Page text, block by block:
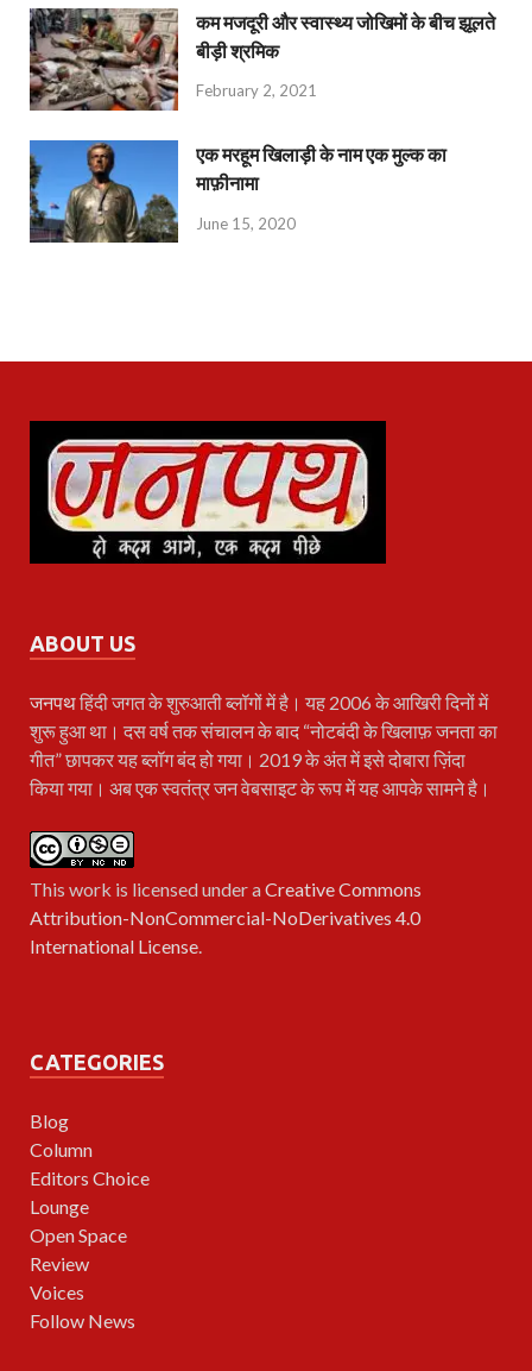
कम मजदूरी और स्वास्थ्य जोखिमों के बीच झूलते
बीड़ी श्रमिक
February 2, 2021
एक मरहूम खिलाड़ी के नाम एक मुल्क का
माफ़ीनामा
June 15, 2020
ABOUT US
जनपथहिंदी जगत के शुरुआती ब्लॉगों में है। यह 2006 के आखिरी दिनों में
शुरू हुआ था। दस वर्ष तक संचालन के बाद “नोटबंदी के खिलाफ़ जनता का
गीत” छापकर यह ब्लॉग बंद हो गया। 2019 के अंत में इसे दोबारा ज़िंदा
किया गया। अब एक स्वतंत्र जन वेबसाइट के रूप में यह आपके सामने है।
This work is licensed under aCreative Commons
Attribution-NonCommercial-NoDerivatives 4.0
International License.
CATEGORIES
Blog
Column
Editors Choice
Lounge
Open Space
Review
Voices
Follow News